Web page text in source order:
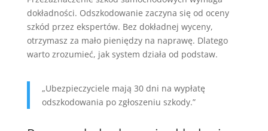
dokładności. Odszkodowanie zaczyna się od oceny
szkód przez ekspertów. Bez dokładnej wyceny,
otrzymasz za mało pieniędzy na naprawę. Dlatego
warto zrozumieć, jak system działa od podstaw.
„Ubezpieczyciele mają 30 dni na wypłatę
odszkodowania po zgłoszeniu szkody.”